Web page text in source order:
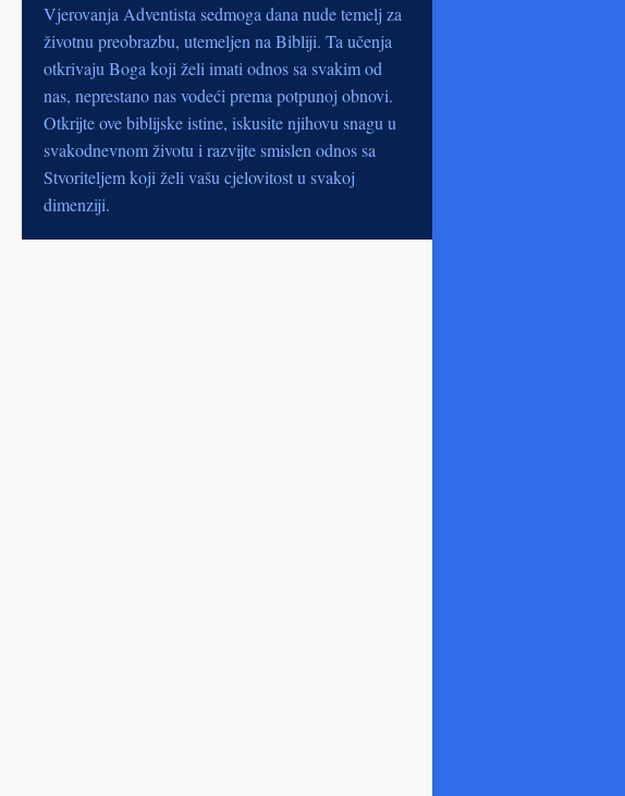
Vjerovanja Adventista sedmoga dana nude temelj za
životnu preobrazbu, utemeljen na Bibliji. Ta učenja
otkrivaju Boga koji želi imati odnos sa svakim od
nas, neprestano nas vodeći prema potpunoj obnovi.
Otkrijte ove biblijske istine, iskusite njihovu snagu u
svakodnevnom životu i razvijte smislen odnos sa
Stvoriteljem koji želi vašu cjelovitost u svakoj
dimenziji.